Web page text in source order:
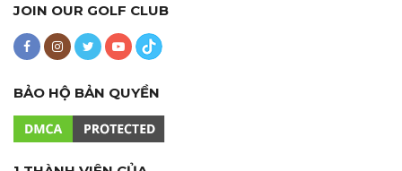
JOIN OUR GOLF CLUB
BẢO HỘ BẢN QUYỀN